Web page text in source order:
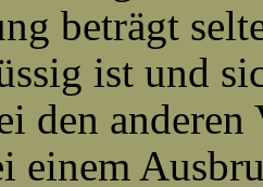
beträgt
ist und
den
einem